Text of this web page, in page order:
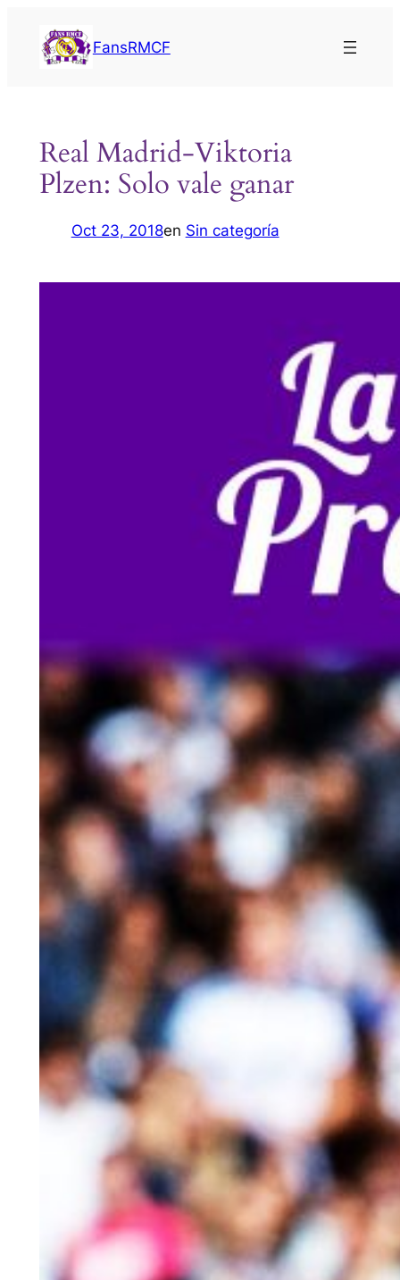
contenido
FansRMCF
Real Madrid-Viktoria
Plzen: Solo vale ganar
Oct 23, 2018en Sin categoría